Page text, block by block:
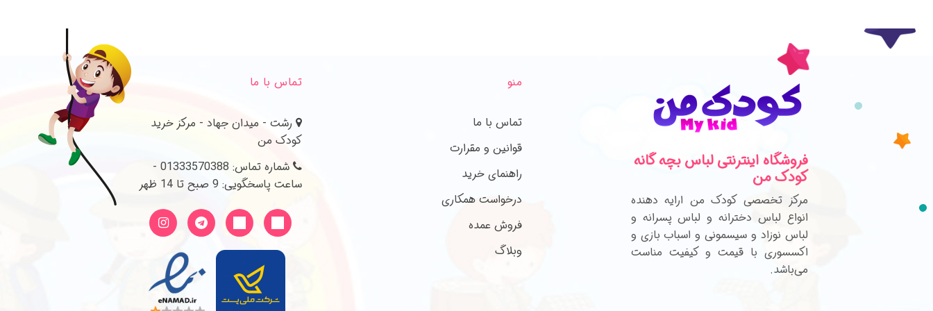
فروشگاه اینترنتی لباس بچه گانه
کودک من
مرکز تخصصی کودک من ارایه دهنده
انواع لباس دخترانه و لباس پسرانه و
لباس نوزاد و سیسمونی و اسباب بازی و
اکسسوری با قیمت و کیفیت مناست
می‌باشد.
منو
تماس با ما
قوانین و مقرارت
راهنمای خرید
درخواست همکاری
فروش عمده
وبلاگ
تماس با ما
رشت - میدان جهاد - مرکز خرید
کودک من
شماره تماس: 01333570388 -
ساعت پاسخگویی: 9 صبح تا 14 ظهر